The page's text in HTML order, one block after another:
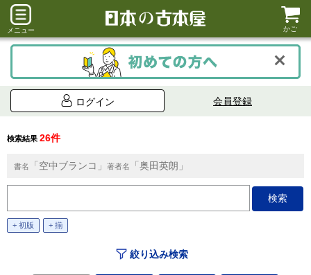
メニュー かご
ログイン 会員登録
検索結果 26件
書名 「空中ブランコ」 著者名 「奥田英朗」
+ 初版 + 揃
絞り込み検索